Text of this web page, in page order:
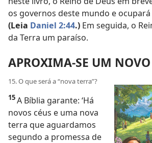
os governos deste mundo e
(Leia Daniel 2:44.) Em seguida, o
da Terra um paraíso.
APROXIMA-SE UM
15. O que será a “nova terra”?
15A Bíblia garante: ‘Há
novos céus e uma nova
terra que aguardamos
segundo a promessa de